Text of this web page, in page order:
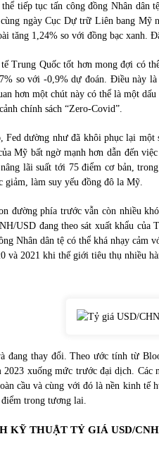
Phân tích giá tiền điện tử sau ngày thị
trường lập kỷ lục vốn hóa
09/11/2021
tiếp tục tấn công đồng Nhân dân
ngày Cục Dự trữ Liên bang Mỹ
tăng 1,24% so với đồng bạc xanh.
Trung Quốc tốt hơn mong đợi có
so với -0,9% dự đoán. Điều này
hơn một chút này có thể là một
chính sách “Zero-Covid”.
Fed dường như đã khôi phục lại một
Mỹ bất ngờ mạnh hơn dẫn đến
lãi suất tới 75 điểm cơ bản,
giảm, làm suy yếu đồng đô la Mỹ.
đường phía trước vẫn còn nhiều
USD đang theo sát xuất khẩu
Nhân dân tệ có thể khá nhạy cảm
và 2021 khi thế giới tiêu thụ nhiều
đang thay đổi. Theo ước tính từ
2023 xuống mức trước đại dịch. Các
cầu và cùng với đó là nền kinh tế
trong tương lai.
KỸ THUẬT TỶ GIÁ USD/CNH